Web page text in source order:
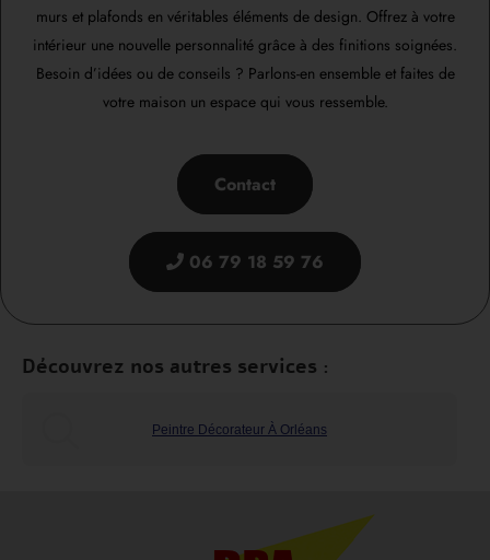
murs et plafonds en véritables éléments de design. Offrez à votre
intérieur une nouvelle personnalité grâce à des finitions soignées.
Besoin d’idées ou de conseils ? Parlons-en ensemble et faites de
votre maison un espace qui vous ressemble.
Contact
06 79 18 59 76
Découvrez nos autres services :
Peintre Décorateur À Orléans